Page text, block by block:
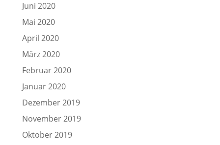
Juni 2020
Mai 2020
April 2020
März 2020
Februar 2020
Januar 2020
Dezember 2019
November 2019
Oktober 2019